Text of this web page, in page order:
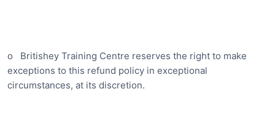
o
Britishey Training Centre reserves the right to make
exceptions to this refund policy in exceptional
circumstances, at its discretion.